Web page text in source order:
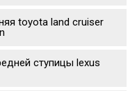
toyota land cruiser
ступицы lexus